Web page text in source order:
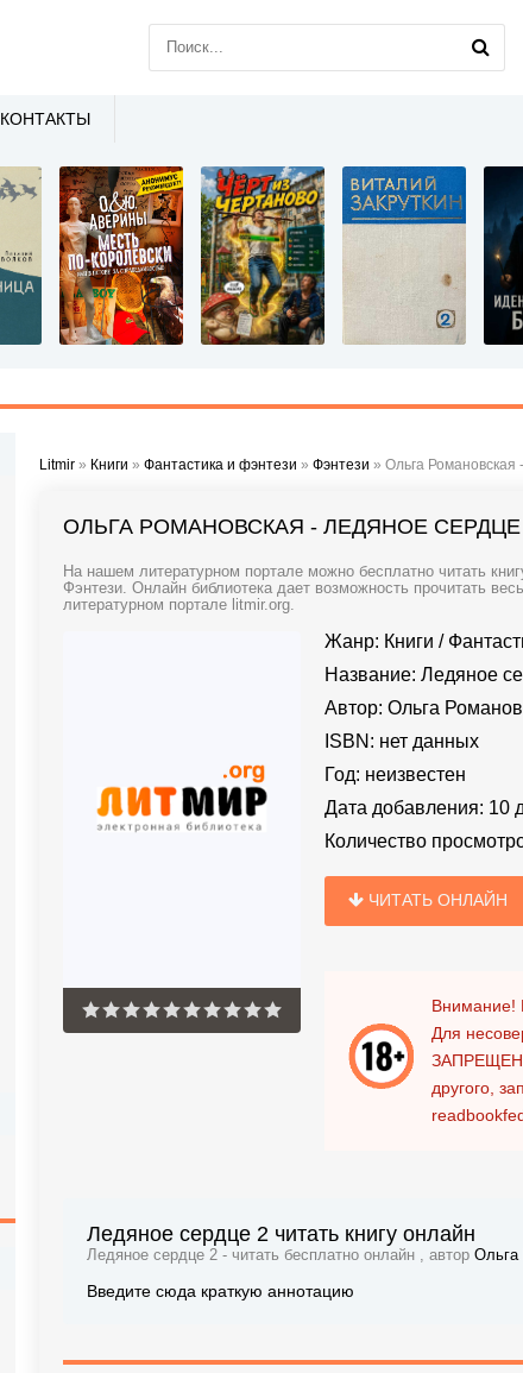
Litmir » Книги » Фантастика и фэнтези » Фэнтези » Ольга Романовская
ОЛЬГА РОМАНОВСКАЯ - ЛЕДЯНОЕ СЕРДЦЕ
На нашем литературном портале можно бесплатно читать
Фэнтези. Онлайн библиотека дает возможность прочитать
литературном портале litmir.org.
Жанр: Книги /
Название: Ледяное
Автор: Ольга
ISBN: нет данных
Год: неизвестен
Дата добавления: 10
Количество
ЧИТАТЬ ОНЛАЙН
Внимание!
Для
другого,
Ледяное сердце 2 читать книгу онлайн
Ледяное сердце 2 - читать бесплатно онлайн , автор Ольга
Введите сюда краткую аннотацию
КОНТАКТЫ